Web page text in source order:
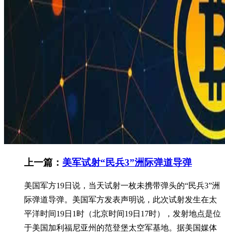
上一篇： 美军试射“民兵3”洲际弹道导弹
美国军方19日说，当天试射一枚未携带弹头的“民兵3”洲
际弹道导弹。美国军方发表声明说，此次试射发生在太
平洋时间19日1时（北京时间19日17时），发射地点是位
于美国加利福尼亚州的范登堡太空军基地。据美国媒体